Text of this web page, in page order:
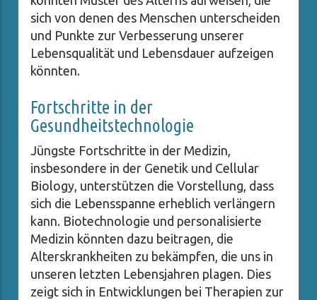
sich von denen des Menschen unterscheiden
und Punkte zur Verbesserung unserer
Lebensqualität und Lebensdauer aufzeigen
könnten.
Fortschritte in der
Gesundheitstechnologie
Jüngste Fortschritte in der Medizin,
insbesondere in der Genetik und Cellular
Biology, unterstützen die Vorstellung, dass
sich die Lebensspanne erheblich verlängern
kann. Biotechnologie und personalisierte
Medizin könnten dazu beitragen, die
Alterskrankheiten zu bekämpfen, die uns in
unseren letzten Lebensjahren plagen. Dies
zeigt sich in Entwicklungen bei Therapien zur